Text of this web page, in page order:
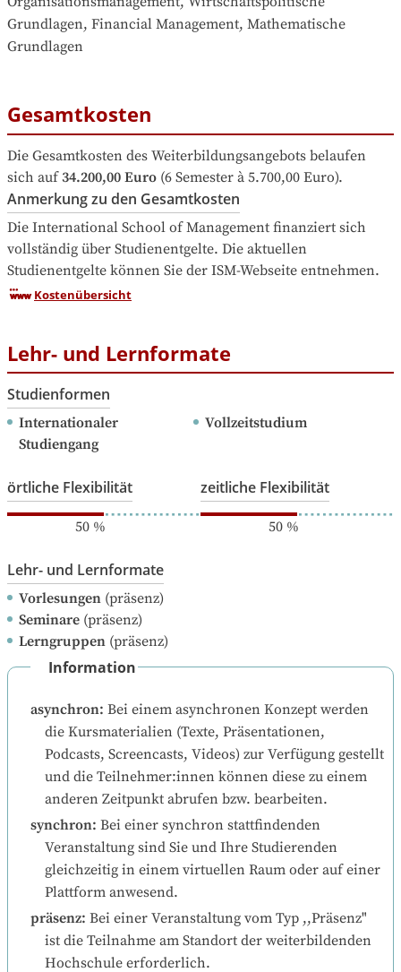
Grundlagen, Financial Management, Mathematische
Grundlagen
Gesamtkosten
Die Gesamtkosten des Weiterbildungsangebots belaufen
sich auf 34.200,00 Euro (6 Semester à 5.700,00 Euro).
Anmerkung zu den Gesamtkosten
Die International School of Management finanziert sich
vollständig über Studienentgelte. Die aktuellen
Studienentgelte können Sie der ISM-Webseite entnehmen.
Kostenübersicht
Lehr- und Lernformate
Studienformen
Internationaler
Studiengang
Vollzeitstudium
örtliche Flexibilität
50%
zeitliche Flexibilität
50%
Lehr- und Lernformate
Vorlesungen (präsenz)
Seminare (präsenz)
Lerngruppen (präsenz)
Information
asynchron: Bei einem asynchronen Konzept werden
die Kursmaterialien (Texte, Präsentationen,
Podcasts, Screencasts, Videos) zur Verfügung gestellt
und die Teilnehmer:innen können diese zu einem
anderen Zeitpunkt abrufen bzw. bearbeiten.
synchron: Bei einer synchron stattfindenden
Veranstaltung sind Sie und Ihre Studierenden
gleichzeitig in einem virtuellen Raum oder auf einer
Plattform anwesend.
präsenz: Bei einer Veranstaltung vom Typ ,,Präsenz"
ist die Teilnahme am Standort der weiterbildenden
Hochschule erforderlich.